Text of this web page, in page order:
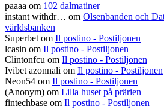
paaaa om 102 dalmatiner
instant withdr… om Olsenbanden och
världsbanken
Superbet om Il postino - Postiljonen
lcasin om Il postino - Postiljonen
Clintonfcu om Il postino - Postiljonen
Ivibet azonnali om Il postino - Postiljonen
Neon54 om Il postino - Postiljonen
(Anonym) om Lilla huset på prärien
fintechbase om Il postino - Postiljonen